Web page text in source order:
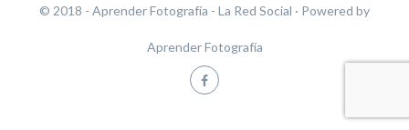
© 2018 - Aprender Fotografía - La Red Social · Powered by
Aprender Fotografía